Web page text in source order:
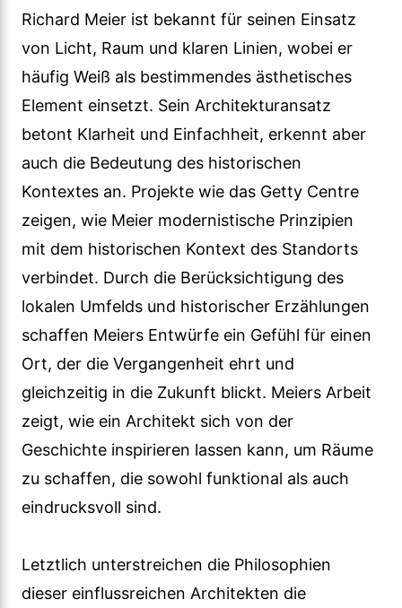
Richard Meier ist bekannt für seinen Einsatz
von Licht, Raum und klaren Linien, wobei er
häufig Weiß als bestimmendes ästhetisches
Element einsetzt. Sein Architekturansatz
betont Klarheit und Einfachheit, erkennt aber
auch die Bedeutung des historischen
Kontextes an. Projekte wie das Getty Centre
zeigen, wie Meier modernistische Prinzipien
mit dem historischen Kontext des Standorts
verbindet. Durch die Berücksichtigung des
lokalen Umfelds und historischer Erzählungen
schaffen Meiers Entwürfe ein Gefühl für einen
Ort, der die Vergangenheit ehrt und
gleichzeitig in die Zukunft blickt. Meiers Arbeit
zeigt, wie ein Architekt sich von der
Geschichte inspirieren lassen kann, um Räume
zu schaffen, die sowohl funktional als auch
eindrucksvoll sind.
Letztlich unterstreichen die Philosophien
dieser einflussreichen Architekten die